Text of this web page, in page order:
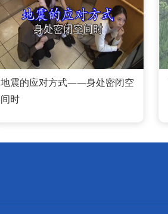
地震的应对方式——身处密闭空
间时